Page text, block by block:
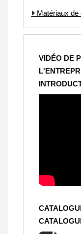
Matériaux de
VIDÉO DE